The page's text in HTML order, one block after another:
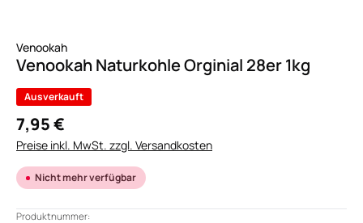
Venookah
Venookah Naturkohle Orginial 28er 1kg
Ausverkauft
7,95 €
Preise inkl. MwSt. zzgl. Versandkosten
Nicht mehr verfügbar
Produktnummer: